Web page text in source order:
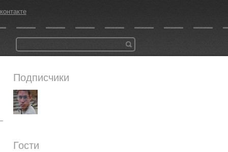
Подписчики
Гости